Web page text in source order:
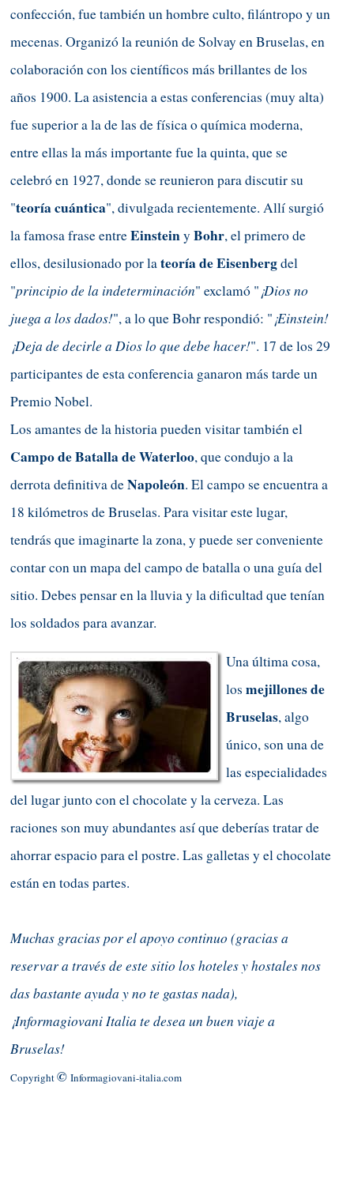
confección, fue también un hombre culto, filántropo y un
mecenas. Organizó la reunión de Solvay en Bruselas, en
colaboración con los científicos más brillantes de los
años 1900. La asistencia a estas conferencias (muy alta)
fue superior a la de las de física o química moderna,
entre ellas la más importante fue la quinta, que se
celebró en 1927, donde se reunieron para discutir su
"teoría cuántica", divulgada recientemente. Allí surgió
la famosa frase entreEinsteiny Bohr, el primero de
ellos, desilusionado por lateoría de Eisenbergdel
"principio de la indeterminación" exclamó "¡Dios no
juega a los dados!", a lo que Bohr respondió: "¡Einstein!
¡Deja de decirle a Dios lo que debe hacer!". 17 de los 29
participantes de esta conferencia ganaron más tarde un
Premio Nobel.
Los amantes de la historia pueden visitar también el
Campo de Batalla de Waterloo, que condujo a la
derrota definitiva deNapoleón. El campo se encuentra a
18 kilómetros de Bruselas. Para visitar este lugar,
tendrás que imaginarte la zona, y puede ser conveniente
contar con un mapa del campo de batalla o una guía del
sitio. Debes pensar en la lluvia y la dificultad que tenían
los soldados para avanzar.
Una última cosa,
los mejillonesde
Bruselas, algo
único, son una de
las especialidades
del lugar junto con el chocolate y la cerveza. Las
raciones son muy abundantes así que deberías tratar de
ahorrar espacio para el postre. Las galletas y el chocolate
están en todas partes.
Muchas gracias por el apoyo continuo (gracias a
reservar a través de este sitio los hoteles y hostales nos
das bastante ayuda y no te gastas nada),
¡Informagiovani Italia te desea un buen viaje a
Bruselas!
Copyright© Informagiovani-italia.com